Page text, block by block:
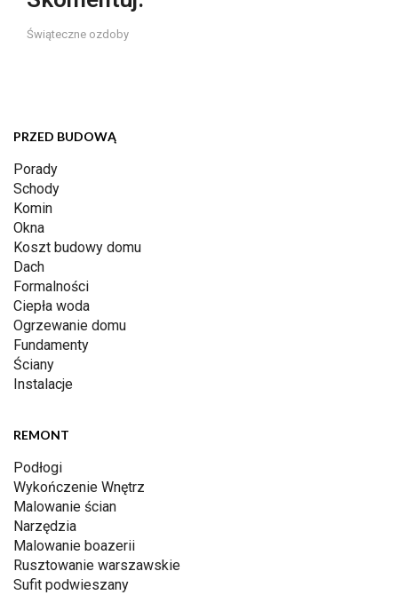
Świąteczne ozdoby
PRZED BUDOWĄ
Porady
Schody
Komin
Okna
Koszt budowy domu
Dach
Formalności
Ciepła woda
Ogrzewanie domu
Fundamenty
Ściany
Instalacje
REMONT
Podłogi
Wykończenie Wnętrz
Malowanie ścian
Narzędzia
Malowanie boazerii
Rusztowanie warszawskie
Sufit podwieszany